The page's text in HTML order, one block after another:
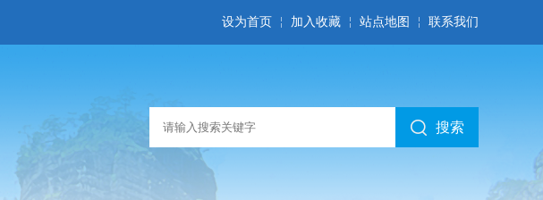
设为首页 加入收藏 站点地图 联系我们
搜索